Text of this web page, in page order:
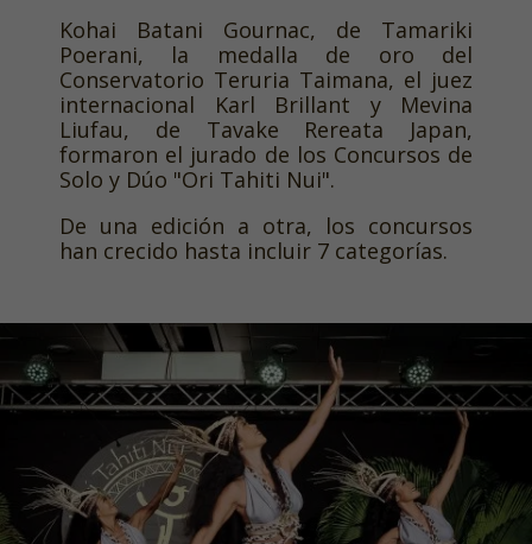
Kohai Batani Gournac, de Tamariki
Poerani, la medalla de oro del
Conservatorio Teruria Taimana, el juez
internacional Karl Brillant y Mevina
Liufau, de Tavake Rereata Japan,
formaron el jurado de los Concursos de
Solo y Dúo "Ori Tahiti Nui".
De una edición a otra, los concursos
han crecido hasta incluir 7 categorías.